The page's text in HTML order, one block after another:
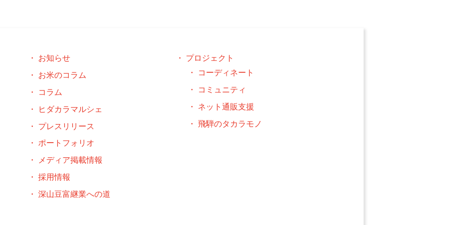
お知らせ
お米のコラム
コラム
ヒダカラマルシェ
プレスリリース
ポートフォリオ
メディア掲載情報
採用情報
深山豆富継業への道
プロジェクト
コーディネート
コミュニティ
ネット通販支援
飛騨のタカラモノ